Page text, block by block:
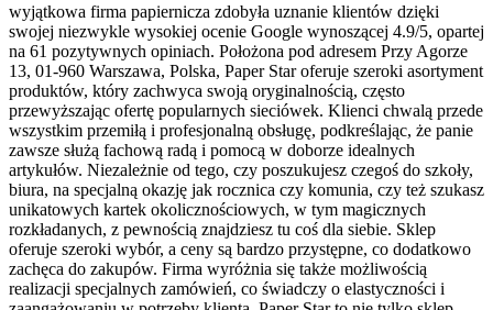
wyjątkowa firma papiernicza zdobyła uznanie klientów dzięki
swojej niezwykle wysokiej ocenie Google wynoszącej 4.9/5, opartej
na 61 pozytywnych opiniach. Położona pod adresem Przy Agorze
13, 01-960 Warszawa, Polska, Paper Star oferuje szeroki asortyment
produktów, który zachwyca swoją oryginalnością, często
przewyższając ofertę popularnych sieciówek. Klienci chwalą przede
wszystkim przemiłą i profesjonalną obsługę, podkreślając, że panie
zawsze służą fachową radą i pomocą w doborze idealnych
artykułów. Niezależnie od tego, czy poszukujesz czegoś do szkoły,
biura, na specjalną okazję jak rocznica czy komunia, czy też szukasz
unikatowych kartek okolicznościowych, w tym magicznych
rozkładanych, z pewnością znajdziesz tu coś dla siebie. Sklep
oferuje szeroki wybór, a ceny są bardzo przystępne, co dodatkowo
zachęca do zakupów. Firma wyróżnia się także możliwością
realizacji specjalnych zamówień, co świadczy o elastyczności i